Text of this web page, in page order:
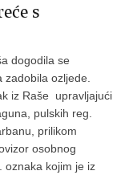
s
dogodila se
ozljede.
iz Raše upravljajući
pulskih reg.
prilikom
osobnog
oznaka kojim je iz